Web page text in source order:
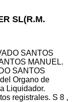
SL(R.M.
SANTOS
MANUEL.
SANTOS
Organo de
Liquidador.
registrales. S 8 ,